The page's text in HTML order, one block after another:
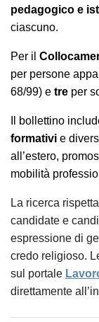
pedagogico e
ciascuno.
Per il
per persone
68/99) e tre per
Il bollettino
formativi e
all’estero,
mobilità
La ricerca
candidate e
espressione di
credo religioso.
sul portale
direttamente